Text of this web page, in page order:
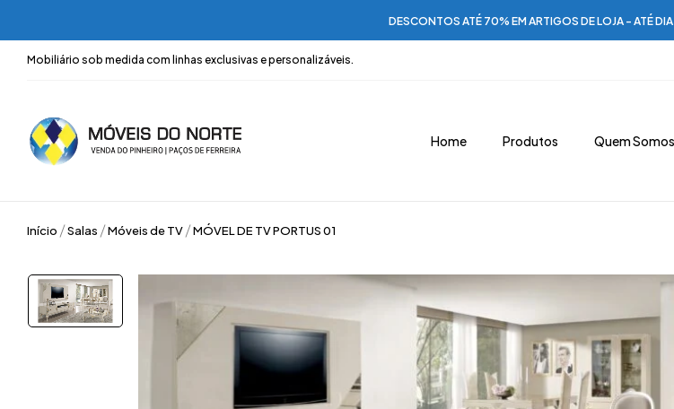
DESCONTOS ATÉ 70% EM ARTIGOS DE LOJA - ATÉ
Mobiliário sob medida com linhas exclusivas e personalizáveis.
Home Produtos Quem Somos
Início Salas Móveis de TV MÓVEL DE TV PORTUS 01